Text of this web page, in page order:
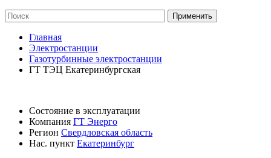
Главная
Электростанции
Газотурбинные электростанции
ГТ ТЭЦ Екатеринбургская
Состояние в эксплуатации
Компания ГТ Энерго
Регион Свердловская область
Нас. пункт Екатеринбург